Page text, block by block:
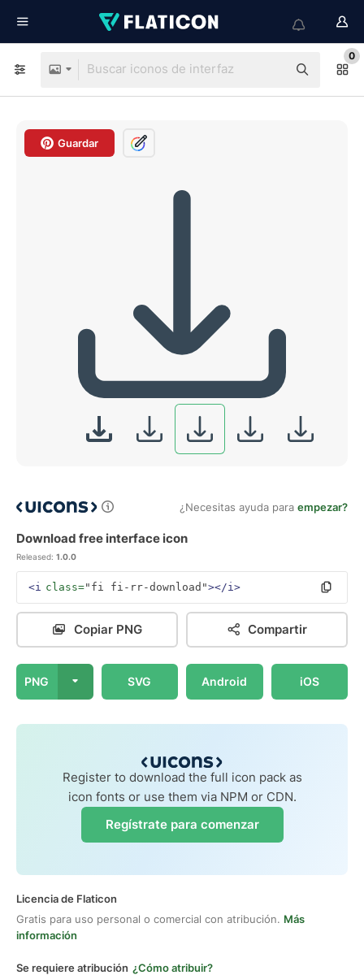
0
Guardar
¿Necesitas ayuda para empezar?
Download free interface icon
Released: 1.0.0
<i class="fi fi-rr-download"></i>
Copiar PNG Compartir
PNG SVG Android iOS
Register to download the full icon pack as
icon fonts or use them via NPM or CDN.
Regístrate para comenzar
Licencia de Flaticon
Gratis para uso personal o comercial con atribución. Más
información
Se requiere atribución ¿Cómo atribuir?